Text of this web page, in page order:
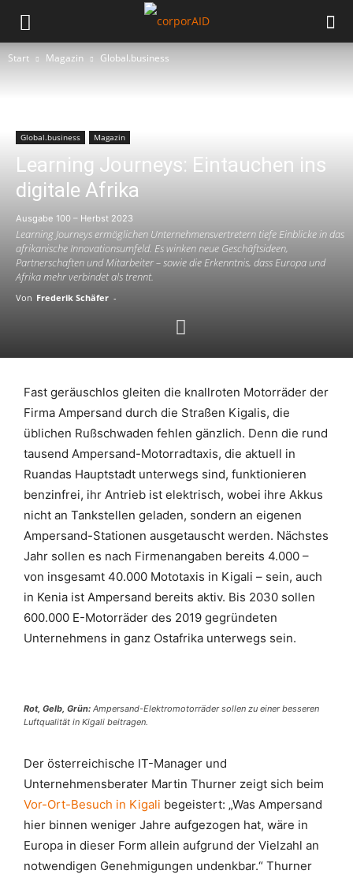
Start Magazin Global.business
Global.business Magazin
Learning Journeys: Eintauchen ins
digitale Afrika
Ausgabe 100 – Herbst 2023
Learning Journeys ermöglichen Unternehmensvertretern tiefe Einblicke in das
afrikanische Innovationsumfeld. Es winken neue Geschäftsideen,
Partnerschaften und Mitarbeiter – sowie die Erkenntnis, dass Europa und
Afrika mehr verbindet als trennt.
Von Frederik Schäfer -
Fast geräuschlos gleiten die knallroten Motorräder der
Firma Ampersand durch die Straßen Kigalis, die
üblichen Rußschwaden fehlen gänzlich. Denn die rund
tausend Ampersand-Motorradtaxis, die aktuell in
Ruandas Hauptstadt unterwegs sind, funktionieren
benzinfrei, ihr Antrieb ist elektrisch, wobei ihre Akkus
nicht an Tankstellen geladen, sondern an eigenen
Ampersand-Stationen ausgetauscht werden. Nächstes
Jahr sollen es nach Firmenangaben bereits 4.000 –
von insgesamt 40.000 Mototaxis in Kigali – sein, auch
in Kenia ist Ampersand bereits aktiv. Bis 2030 sollen
600.000 E-Motorräder des 2019 gegründeten
Unternehmens in ganz Ostafrika unterwegs sein.
Rot, Gelb, Grün: Ampersand-Elektromotorräder sollen zu einer besseren
Luftqualität in Kigali beitragen.
Der österreichische IT-Manager und
Unternehmensberater Martin Thurner zeigt sich beim
Vor-Ort-Besuch in Kigali begeistert: „Was Ampersand
hier binnen weniger Jahre aufgezogen hat, wäre in
Europa in dieser Form allein aufgrund der Vielzahl an
notwendigen Genehmigungen undenkbar.“ Thurner